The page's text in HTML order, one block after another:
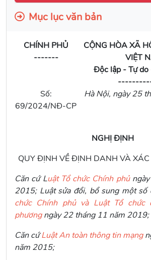
Mục lục văn bản
CHÍNH PHỦ
-------
CỘNG HÒA XÃ
VIỆT
Độc lập - Tự do
Số:
69/2024/NĐ-CP
Hà Nội, ngày 25
NGHỊ ĐỊNH
QUY ĐỊNH VỀ ĐỊNH DANH VÀ
Căn cứ Luật Tổ chức Chính phủngày
2015; Luật sửa đổi, bổ sung một số
chức Chính phủ và Luật Tổ chức
phươngngày 22 tháng 11 năm 2019;
Căn cứLuật An toàn thông tin mạng
năm 2015;